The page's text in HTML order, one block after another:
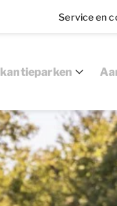
Service en